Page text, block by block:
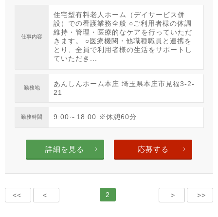
仕事内容
住宅型有料老人ホーム（デイサービス併
設）での看護業務全般 ○ご利用者様の体調
維持・管理・医療的なケアを行っていただ
きます。 ○医療機関・他職種職員と連携を
とり、全員で利用者様の生活をサポートし
ていただき...
勤務地
あんしんホーム本庄 埼玉県本庄市見福3-2-
21
勤務時間 9:00～18:00 ※休憩60分
詳細を見る 応募する
<< < 2 > >>